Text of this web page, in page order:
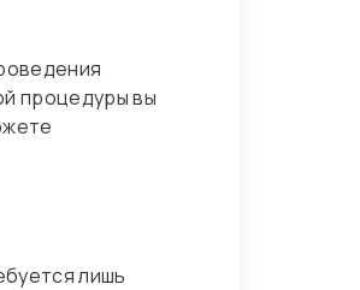
процедуры вы
лишь